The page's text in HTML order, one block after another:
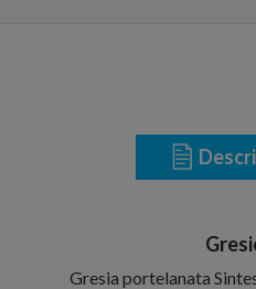
Gresia portelanata